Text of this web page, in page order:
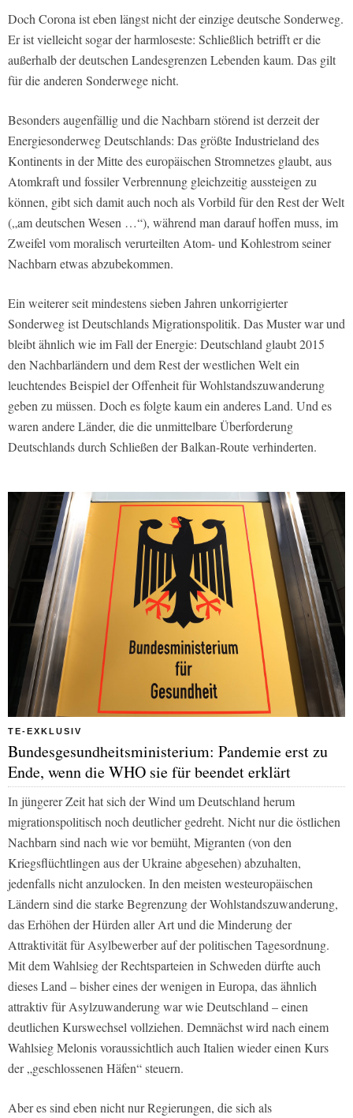
Doch Corona ist eben längst nicht der einzige deutsche Sonderweg.
Er ist vielleicht sogar der harmloseste: Schließlich betrifft er die
außerhalb der deutschen Landesgrenzen Lebenden kaum. Das gilt
für die anderen Sonderwege nicht.
Besonders augenfällig und die Nachbarn störend ist derzeit der
Energiesonderweg Deutschlands: Das größte Industrieland des
Kontinents in der Mitte des europäischen Stromnetzes glaubt, aus
Atomkraft und fossiler Verbrennung gleichzeitig aussteigen zu
können, gibt sich damit auch noch als Vorbild für den Rest der Welt
(„am deutschen Wesen …“), während man darauf hoffen muss, im
Zweifel vom moralisch verurteilten Atom- und Kohlestrom seiner
Nachbarn etwas abzubekommen.
Ein weiterer seit mindestens sieben Jahren unkorrigierter
Sonderweg ist Deutschlands Migrationspolitik. Das Muster war und
bleibt ähnlich wie im Fall der Energie: Deutschland glaubt 2015
den Nachbarländern und dem Rest der westlichen Welt ein
leuchtendes Beispiel der Offenheit für Wohlstandszuwanderung
geben zu müssen. Doch es folgte kaum ein anderes Land. Und es
waren andere Länder, die die unmittelbare Überforderung
Deutschlands durch Schließen der Balkan-Route verhinderten.
TE-EXKLUSIV
Bundesgesundheitsministerium: Pandemie erst zu
Ende, wenn die WHO sie für beendet erklärt
In jüngerer Zeit hat sich der Wind um Deutschland herum
migrationspolitisch noch deutlicher gedreht. Nicht nur die östlichen
Nachbarn sind nach wie vor bemüht, Migranten (von den
Kriegsflüchtlingen aus der Ukraine abgesehen) abzuhalten,
jedenfalls nicht anzulocken. In den meisten westeuropäischen
Ländern sind die starke Begrenzung der Wohlstandszuwanderung,
das Erhöhen der Hürden aller Art und die Minderung der
Attraktivität für Asylbewerber auf der politischen Tagesordnung.
Mit dem Wahlsieg der Rechtsparteien in Schweden dürfte auch
dieses Land – bisher eines der wenigen in Europa, das ähnlich
attraktiv für Asylzuwanderung war wie Deutschland – einen
deutlichen Kurswechsel vollziehen. Demnächst wird nach einem
Wahlsieg Melonis voraussichtlich auch Italien wieder einen Kurs
der „geschlossenen Häfen“ steuern.
Aber es sind eben nicht nur Regierungen, die sich als